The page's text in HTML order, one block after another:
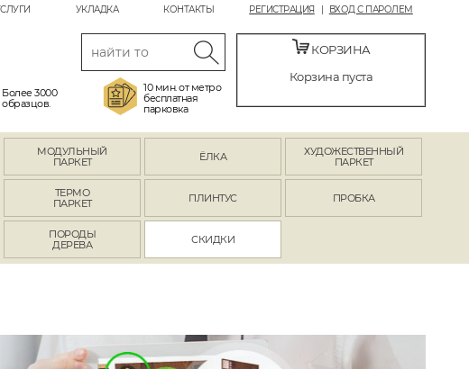
РЕГИСТРАЦИЯ ВХОД С ПАРОЛЕМ
УКЛАДКА КОНТАКТЫ
Более 3000
образцов.
10 мин. от метро
бесплатная
парковка
КОРЗИНА
Корзина пуста
МОДУЛЬНЫЙ
ПАРКЕТ
ЁЛКА
ХУДОЖЕСТВЕННЫЙ
ПАРКЕТ
ТЕРМО
ПАРКЕТ
ПЛИНТУС ПРОБКА
ПОРОДЫ
ДЕРЕВА
СКИДКИ